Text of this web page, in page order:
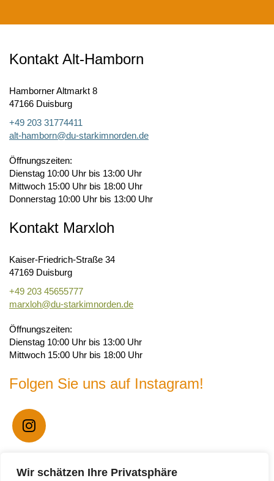
Wir schätzen Ihre Privatsphäre
Kontakt Alt-Hamborn
Hamborner Altmarkt 8
47166 Duisburg
+49 203 31774411
alt-hamborn@du-starkimnorden.de
Öffnungszeiten:
Dienstag 10:00 Uhr bis 13:00 Uhr
Mittwoch 15:00 Uhr bis 18:00 Uhr
Donnerstag 10:00 Uhr bis 13:00 Uhr
Kontakt Marxloh
Kaiser-Friedrich-Straße 34
47169 Duisburg
+49 203 45655777
marxloh@du-starkimnorden.de
Öffnungszeiten:
Dienstag 10:00 Uhr bis 13:00 Uhr
Mittwoch 15:00 Uhr bis 18:00 Uhr
Folgen Sie uns auf Instagram!
Unser WhatsApp Kanal